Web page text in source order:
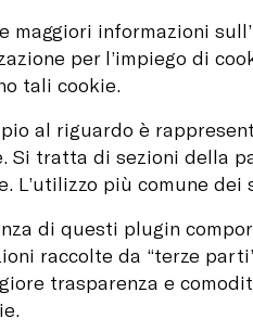
maggiori informazioni
per l’impiego di
tali cookie.
al riguardo è
Si tratta di sezioni della
L’utilizzo più comune
di questi plugin
raccolte da “terze
trasparenza e